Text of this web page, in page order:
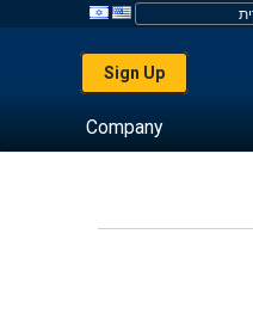
Sign Up
Company